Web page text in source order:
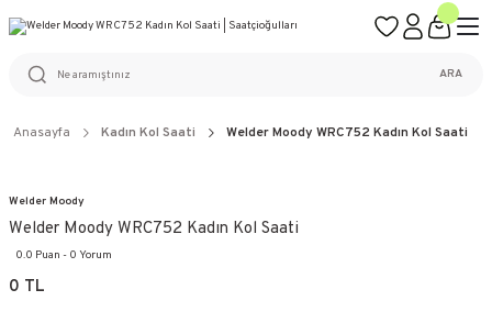
%100 ORİJİNAL ÜRÜN GARANTİSİ
ARA
Anasayfa Kadın Kol Saati Welder Moody WRC752 Kadın Kol Saati
Welder Moody
Welder Moody WRC752 Kadın Kol Saati
0.0 Puan - 0 Yorum
0 TL